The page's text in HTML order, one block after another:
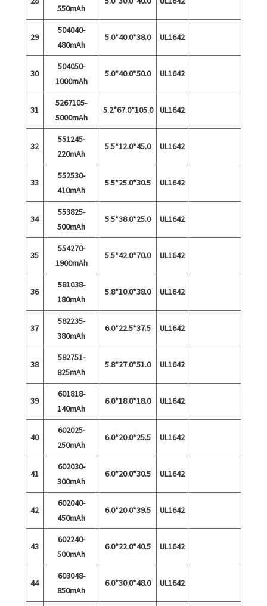
550mAh
29
504040-
480mAh
5.0*40.0*38.0 UL1642
30
504050-
1000mAh
5.0*40.0*50.0 UL1642
31
5267105-
5000mAh
5.2*67.0*105.0 UL1642
32
551245-
220mAh
5.5*12.0*45.0 UL1642
33
552530-
410mAh
5.5*25.0*30.5 UL1642
34
553825-
500mAh
5.5*38.0*25.0 UL1642
35
554270-
1900mAh
5.5*42.0*70.0 UL1642
36
581038-
180mAh
5.8*10.0*38.0 UL1642
37
582235-
380mAh
6.0*22.5*37.5 UL1642
38
582751-
825mAh
5.8*27.0*51.0 UL1642
39
601818-
140mAh
6.0*18.0*18.0 UL1642
40
602025-
250mAh
6.0*20.0*25.5 UL1642
41
602030-
300mAh
6.0*20.0*30.5 UL1642
42
602040-
450mAh
6.0*20.0*39.5 UL1642
43
602240-
500mAh
6.0*22.0*40.5 UL1642
44
603048-
850mAh
6.0*30.0*48.0 UL1642